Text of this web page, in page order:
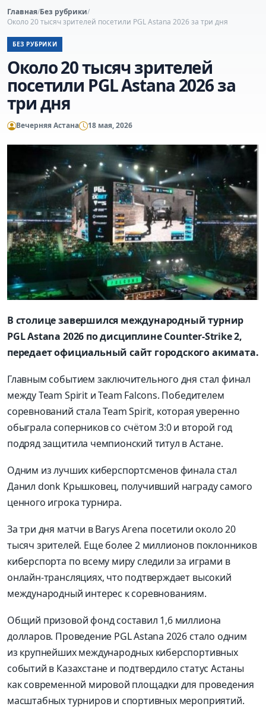
Главная/Без рубрики/
Около 20 тысяч зрителей посетили PGL Astana 2026 за три дня
БЕЗ РУБРИКИ
Около 20 тысяч зрителей
посетили PGL Astana 2026 за
три дня
Вечерняя Астана 18 мая, 2026
В столице завершился международный турнир
PGL Astana 2026 по дисциплине Counter-Strike 2,
передает официальный сайт городского акимата.
Главным событием заключительного дня стал финал
между Team Spirit и Team Falcons. Победителем
соревнований стала Team Spirit, которая уверенно
обыграла соперников со счётом 3:0 и второй год
подряд защитила чемпионский титул в Астане.
Одним из лучших киберспортсменов финала стал
Данил donk Крышковец, получивший награду самого
ценного игрока турнира.
За три дня матчи в Barys Arena посетили около 20
тысяч зрителей. Еще более 2 миллионов поклонников
киберспорта по всему миру следили за играми в
онлайн-трансляциях, что подтверждает высокий
международный интерес к соревнованиям.
Общий призовой фонд составил 1,6 миллиона
долларов. Проведение PGL Astana 2026 стало одним
из крупнейших международных киберспортивных
событий в Казахстане и подтвердило статус Астаны
как современной мировой площадки для проведения
масштабных турниров и спортивных мероприятий.